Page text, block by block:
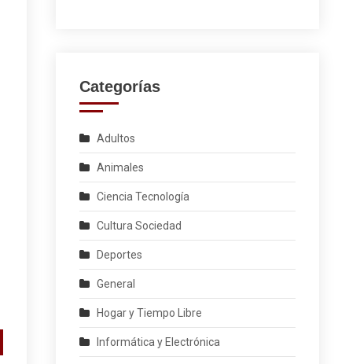
Categorías
Adultos
Animales
Ciencia Tecnología
Cultura Sociedad
Deportes
General
Hogar y Tiempo Libre
Informática y Electrónica